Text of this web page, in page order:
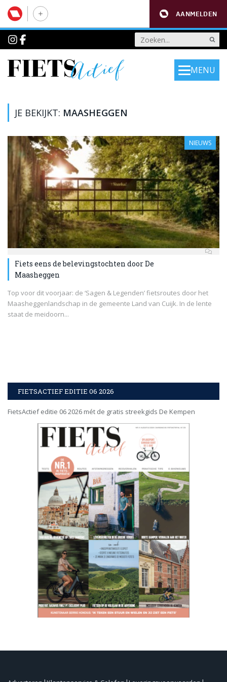
AANMELDEN
MENU
JE BEKIJKT: MAASHEGGEN
NIEUWS
Fiets eens de belevingstochten door De
Maasheggen
Top voor dit voorjaar: de ‘Sagen & Legenden’ fietsroutes door het
Maasheggenlandschap in de gemeente Land van Cuijk. In de lente
staat de meidoorn...
FIETSACTIEF EDITIE 06 2026
FietsActief editie 06 2026 mét de gratis streekgids De Kempen